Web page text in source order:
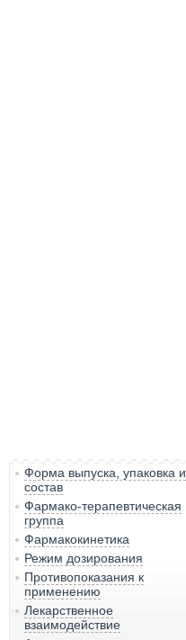
Форма выпуска, упаковка и
состав
Фармако-терапевтическая
группа
Фармакокинетика
Режим дозирования
Противопоказания к
применению
Лекарственное
взаимодействие